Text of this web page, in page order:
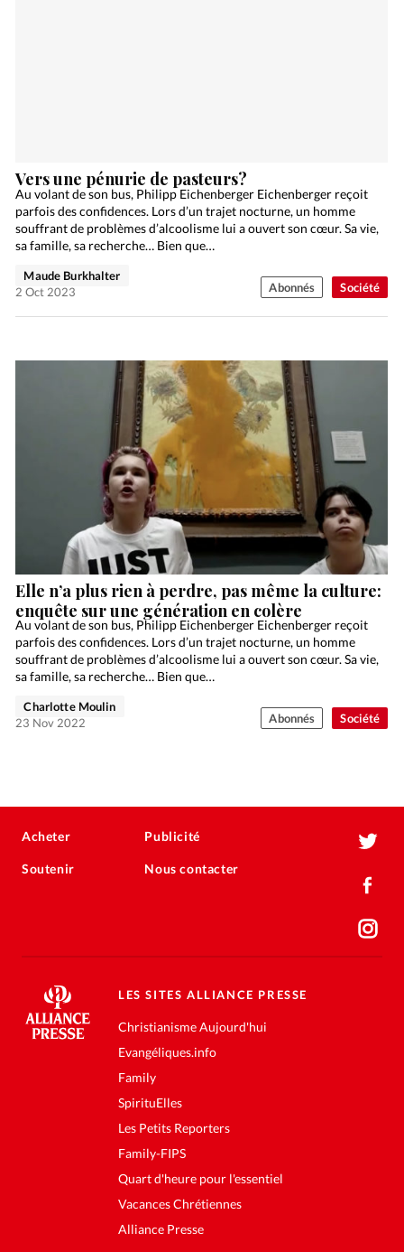
Société
Vers une pénurie de pasteurs?
Au volant de son bus, Philipp Eichenberger Eichenberger reçoit
parfois des confidences. Lors d’un trajet nocturne, un homme
souffrant de problèmes d’alcoolisme lui a ouvert son cœur. Sa vie,
sa famille, sa recherche… Bien que…
Maude Burkhalter
2 Oct 2023
Abonnés
Société
Elle n’a plus rien à perdre, pas même la culture:
enquête sur une génération en colère
Au volant de son bus, Philipp Eichenberger Eichenberger reçoit
parfois des confidences. Lors d’un trajet nocturne, un homme
souffrant de problèmes d’alcoolisme lui a ouvert son cœur. Sa vie,
sa famille, sa recherche… Bien que…
Charlotte Moulin
23 Nov 2022
Abonnés
Acheter
Soutenir
Publicité
Nous contacter
LES SITES ALLIANCE PRESSE
Christianisme Aujourd'hui
Evangéliques.info
Family
SpirituElles
Les Petits Reporters
Family-FIPS
Quart d'heure pour l'essentiel
Vacances Chrétiennes
Alliance Presse